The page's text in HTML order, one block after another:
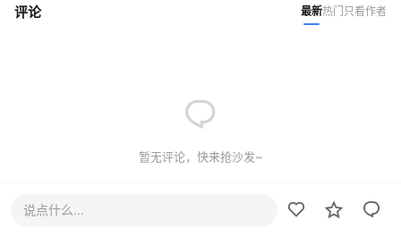
评论 最新热门 只看作者
暂无评论，快来抢沙发~
说点什么...